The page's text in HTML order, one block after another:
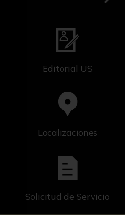
Editorial US
Localizaciones
Solicitud de Servicio